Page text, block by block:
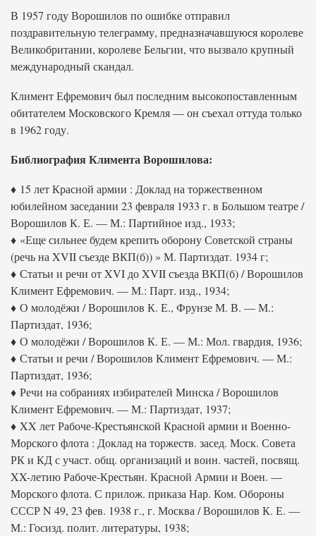
В 1957 году Ворошилов по ошибке отправил
поздравительную телеграмму, предназначавшуюся королеве
Великобритании, королеве Бельгии, что вызвало крупный
международный скандал.
Климент Ефремович был последним высокопоставленным
обитателем Московского Кремля — он съехал оттуда только
в 1962 году.
Библиография Климента Ворошилова:
♦ 15 лет Красной армии : Доклад на торжественном
юбилейном заседании 23 февраля 1933 г. в Большом театре /
Ворошилов К. Е. — М.: Партийное изд., 1933;
♦ «Еще сильнее будем крепить оборону Советской страны
(речь на XVII съезде ВКП(б)) » М. Партиздат. 1934 г;
♦ Статьи и речи от XVI до XVII съезда ВКП(б) / Ворошилов
Климент Ефремович. — М.: Парт. изд., 1934;
♦ О молодёжи / Ворошилов К. Е., Фрунзе М. В. — М.:
Партиздат, 1936;
♦ О молодёжи / Ворошилов К. Е. — М.: Мол. гвардия, 1936;
♦ Статьи и речи / Ворошилов Климент Ефремович. — М.:
Партиздат, 1936;
♦ Речи на собраниях избирателей Минска / Ворошилов
Климент Ефремович. — М.: Партиздат, 1937;
♦ XX лет Рабоче-Крестьянской Красной армии и Военно-
Морского флота : Доклад на торжеств. засед. Моск. Совета
РК и КД с участ. общ. организаций и воин. частей, посвящ.
XX-летию Рабоче-Крестьян. Красной Армии и Воен. —
Морского флота. С прилож. приказа Нар. Ком. Обороны
СССР N 49, 23 фев. 1938 г., г. Москва / Ворошилов К. Е. —
М.: Госизд. полит. литературы, 1938;